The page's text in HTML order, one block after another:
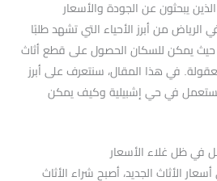
يبحثون عن الجودة والأسعار
الرياض من أبرز الأحياء التي تشهد طلبًا
حيث يمكن للسكان الحصول على قطع أثاث
في هذا المقال، سنتعرف على أبرز
في حي إشبيلية وكيف يمكن
في ظل غلاء الأسعار
الأثاث الجديد، أصبح شراء الأثاث